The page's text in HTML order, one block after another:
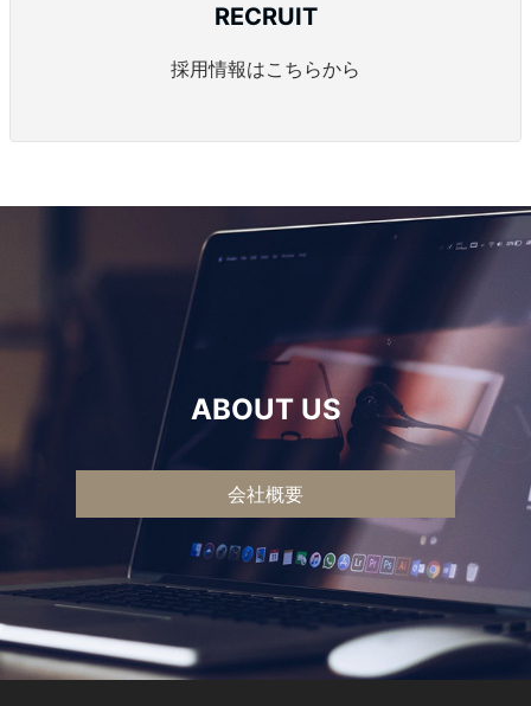
RECRUIT
採用情報はこちらから
ABOUT US
会社概要